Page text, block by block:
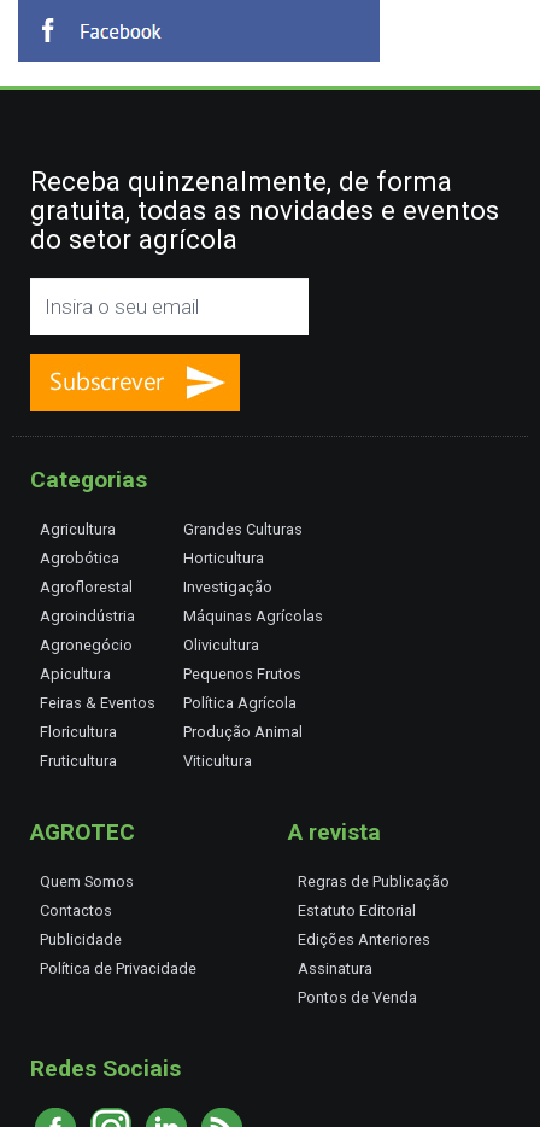
Receba quinzenalmente, de forma
gratuita, todas as novidades e eventos
do setor agrícola
Categorias
Agricultura
Agrobótica
Agroflorestal
Agroindústria
Agronegócio
Apicultura
Feiras & Eventos
Floricultura
Fruticultura
Grandes Culturas
Horticultura
Investigação
Máquinas Agrícolas
Olivicultura
Pequenos Frutos
Política Agrícola
Produção Animal
Viticultura
AGROTEC
Quem Somos
Contactos
Publicidade
Política de Privacidade
A revista
Regras de Publicação
Estatuto Editorial
Edições Anteriores
Assinatura
Pontos de Venda
Redes Sociais